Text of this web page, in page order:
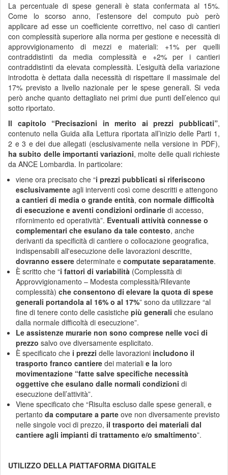
La percentuale di spese generali è stata confermata al 15%.
Come lo scorso anno, l’estensore del computo può però
applicare ad esse un coefficiente correttivo, nel caso di cantieri
con complessità superiore alla norma per gestione e necessità di
approvvigionamento di mezzi e materiali: +1% per quelli
contraddistinti da media complessità e +2% per i cantieri
contraddistinti da elevata complessità. L’esiguità della variazione
introdotta è dettata dalla necessità di rispettare il massimale del
17% previsto a livello nazionale per le spese generali. Si veda
però anche quanto dettagliato nei primi due punti dell’elenco qui
sotto riportato.
Il capitolo “Precisazioni in merito ai prezzi pubblicati”,
contenuto nella Guida alla Lettura riportata all’inizio delle Parti 1,
2 e 3 e dei due allegati (esclusivamente nella versione in PDF),
ha subito delle importanti variazioni, molte delle quali richieste
da ANCE Lombardia. In particolare:
viene ora precisato che “i prezzi pubblicati si riferiscono
esclusivamente agli interventi così come descritti e attengono
a cantieri di media o grande entità, con normale difficoltà
di esecuzione e aventi condizioni ordinarie di accesso,
rifornimento ed operatività”. Eventuali attività connesse o
complementari che esulano da tale contesto, anche
derivanti da specificità di cantiere o collocazione geografica,
indispensabili all'esecuzione delle lavorazioni descritte,
dovranno essere determinate e computate separatamente.
È scritto che “i fattori di variabilità (Complessità di
Approvvigionamento – Modesta complessità/Rilevante
complessità) che consentono di elevare la quota di spese
generali portandola al 16% o al 17%” sono da utilizzare “al
fine di tenere conto delle casistiche più generali che esulano
dalla normale difficoltà di esecuzione”.
Le assistenze murarie non sono comprese nelle voci di
prezzo salvo ove diversamente esplicitato.
È specificato che i prezzi delle lavorazioni includono il
trasporto franco cantiere dei materiali e la loro
movimentazione “fatte salve specifiche necessità
oggettive che esulano dalle normali condizioni di
esecuzione dell’attività”.
Viene specificato che “Risulta escluso dalle spese generali, e
pertanto da computare a parte ove non diversamente previsto
nelle singole voci di prezzo, il trasporto dei materiali dal
cantiere agli impianti di trattamento e/o smaltimento”.
UTILIZZO DELLA PIATTAFORMA DIGITALE